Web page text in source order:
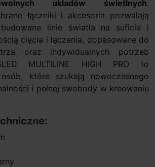
układów świetlnych.
łączniki i akcesoria pozwalają
linie światła na suficie i
cięcia i łączenia, dopasowane do
oraz indywidualnych potrzeb
MULTILINE HIGH PRO to
które szukają nowoczesnego
i pełnej swobody w kreowaniu